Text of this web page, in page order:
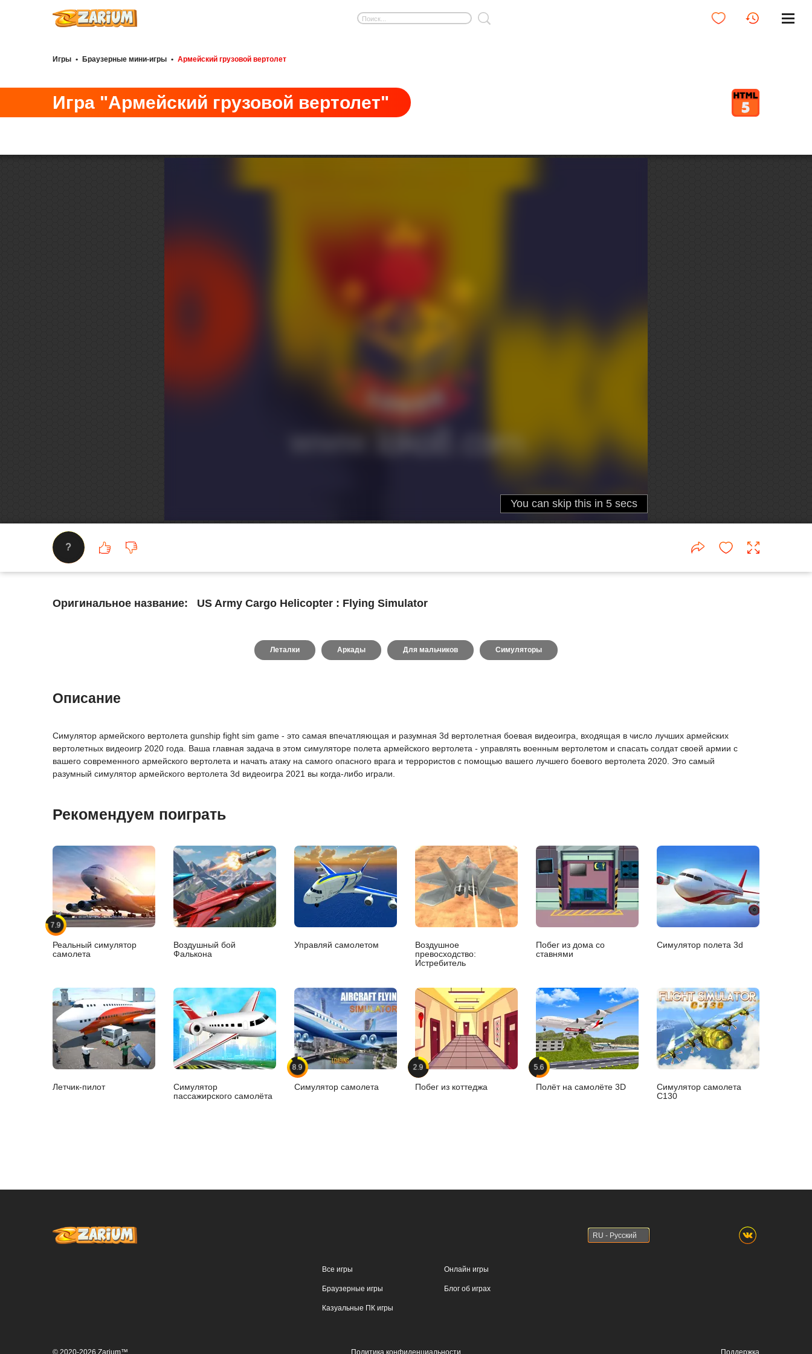
Игры • Браузерные мини-игры • Армейский грузовой вертолет
Игра "Армейский грузовой вертолет"
?
Оригинальное название: US Army Cargo Helicopter : Flying Simulator
Леталки Аркады Для мальчиков Симуляторы
Описание
Симулятор армейского вертолета gunship fight sim game - это самая впечатляющая и разумная 3d вертолетная боевая видеоигра, входящая в число лучших армейских
вертолетных видеоигр 2020 года. Ваша главная задача в этом симуляторе полета армейского вертолета - управлять военным вертолетом и спасать солдат своей армии с
вашего современного армейского вертолета и начать атаку на самого опасного врага и террористов с помощью вашего лучшего боевого вертолета 2020. Это самый
разумный симулятор армейского вертолета 3d видеоигра 2021 вы когда-либо играли.
Рекомендуем поиграть
7.9
Реальный симулятор
самолета
Воздушный бой
Фалькона
Управляй самолетом
Воздушное
превосходство:
Истребитель
Побег из дома со
ставнями
Симулятор полета 3d
Летчик-пилот
Симулятор
пассажирского самолёта
8.9
Симулятор самолета
2.9
Побег из коттеджа
5.6
Полёт на самолёте 3D
Симулятор самолета
C130
RU - Русский
Все игры
Браузерные игры
Казуальные ПК игры
Онлайн игры
Блог об играх
© 2020-2026 Zarium™ Политика конфиденциальности Поддержка